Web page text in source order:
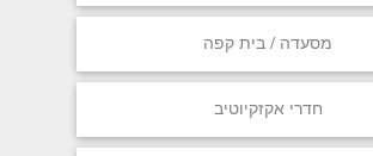
מסעדה / בית קפה
חדרי אקזקיוטיב